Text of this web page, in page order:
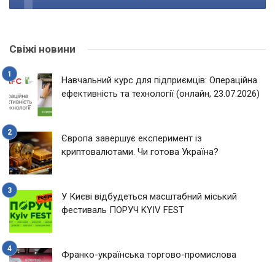
Свіжі новини
Навчальний курс для підприємців: Операційна
ефективність та технології (онлайн, 23.07.2026)
Європа завершує експеримент із
криптовалютами. Чи готова Україна?
У Києві відбудеться масштабний міський
фестиваль ПОРУЧ KYIV FEST
Франко-українська торгово-промислова